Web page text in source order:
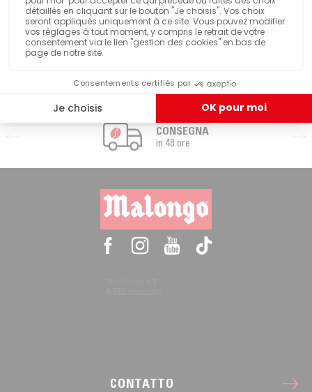
CONSEGNA
in 48 ore
CONTATTO